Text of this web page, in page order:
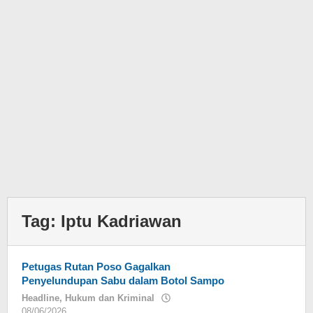
Tag: Iptu Kadriawan
Petugas Rutan Poso Gagalkan
Penyelundupan Sabu dalam Botol Sampo
Headline, Hukum dan Kriminal